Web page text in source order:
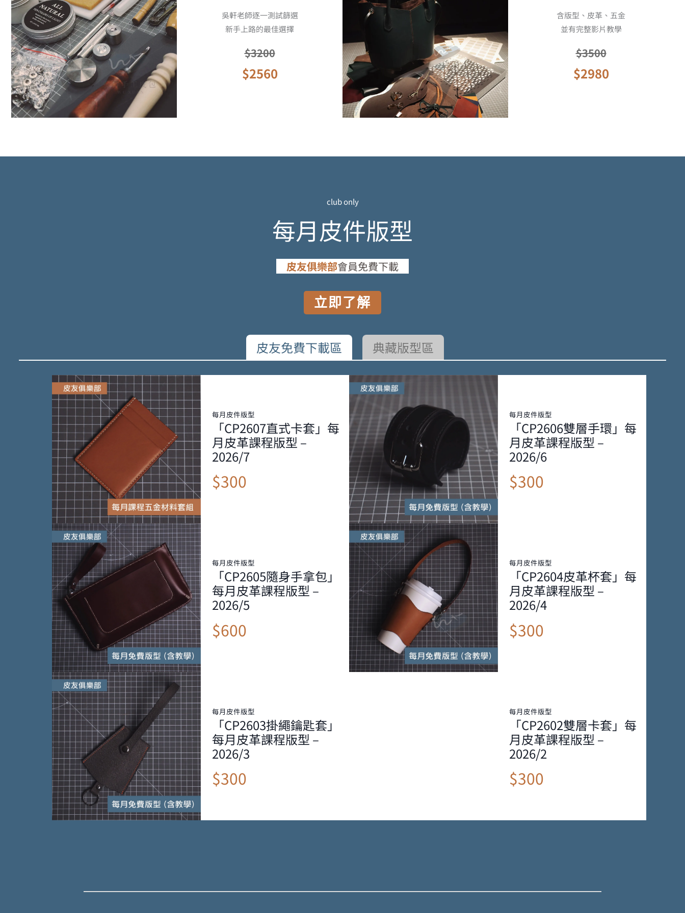
吳軒老師逐一測試篩選
新手上路的最佳選擇
$3200
$2560
含版型、皮革、五金
並有完整影片教學
$3500
$2980
club only
每月皮件版型
皮友俱樂部會員免費下載
立即了解
皮友免費下載區 典藏版型區
每月皮件版型
「CP2607直式卡套」每
月皮革課程版型 –
2026/7
$300
每月皮件版型
「CP2606雙層手環」每
月皮革課程版型 –
2026/6
$300
每月皮件版型
「CP2605隨身手拿包」
每月皮革課程版型 –
2026/5
$600
每月皮件版型
「CP2604皮革杯套」每
月皮革課程版型 –
2026/4
$300
每月皮件版型
「CP2603掛繩鑰匙套」
每月皮革課程版型 –
2026/3
$300
每月皮件版型
「CP2602雙層卡套」每
月皮革課程版型 –
2026/2
$300